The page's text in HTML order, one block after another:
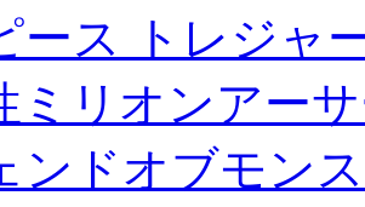
ース トレジャ
ミリオンアー
ンドオブモン